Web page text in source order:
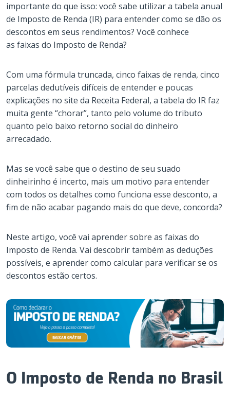
importante do que isso: você sabe utilizar a tabela anual
de Imposto de Renda (IR) para entender como se dão os
descontos em seus rendimentos? Você conhece
as faixas do Imposto de Renda?
Com uma fórmula truncada, cinco faixas de renda, cinco
parcelas dedutíveis difíceis de entender e poucas
explicações no site da Receita Federal, a tabela do IR faz
muita gente “chorar”, tanto pelo volume do tributo
quanto pelo baixo retorno social do dinheiro
arrecadado.
Mas se você sabe que o destino de seu suado
dinheirinho é incerto, mais um motivo para entender
com todos os detalhes como funciona esse desconto, a
fim de não acabar pagando mais do que deve, concorda?
Neste artigo, você vai aprender sobre as faixas do
Imposto de Renda. Vai descobrir também as deduções
possíveis, e aprender como calcular para verificar se os
descontos estão certos.
O Imposto de Renda no Brasil